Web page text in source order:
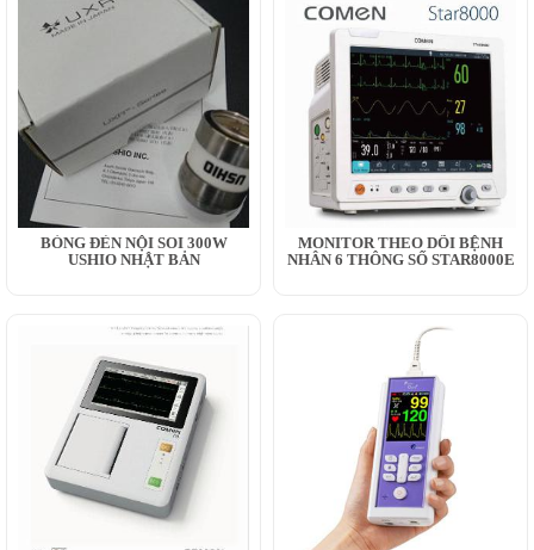
BÓNG ĐÈN NỘI SOI 300W
USHIO NHẬT BẢN
MONITOR THEO DÕI BỆNH
NHÂN 6 THÔNG SỐ STAR8000E